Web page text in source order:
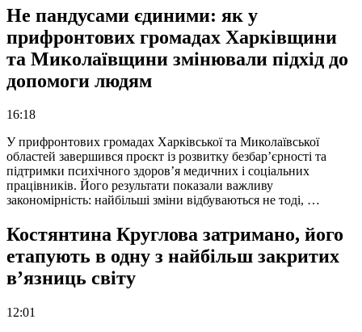
Не пандусами єдиними: як у
прифронтових громадах Харківщини
та Миколаївщини змінювали підхід до
допомоги людям
16:18
У прифронтових громадах Харківської та Миколаївської
областей завершився проєкт із розвитку безбар’єрності та
підтримки психічного здоров’я медичних і соціальних
працівників. Його результати показали важливу
закономірність: найбільші зміни відбуваються не тоді, …
Костянтина Круглова затримано, його
етапують в одну з найбільш закритих
в’язниць світу
12:01